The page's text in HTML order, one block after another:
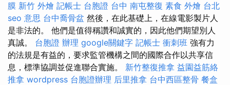
膜 新竹 外燴 記帳士 台胞證 台中 南屯整復 素食 外燴 台北
seo 意思 台中喬骨盆 然後，在此基礎上，在線電影製片人
是非法的。 他們是值得稱讚和誠實的，因此他們期望別人
真誠。 台胞證 辦理 google關鍵字 記帳士 衝刺班 強有力
的法規是有益的，要求監管機構之間的國際合作以共享信
息，標準協調並促進聯合實施。 新竹整復推拿 益園益筋絡
推拿 wordpress 台胞證辦理 后里推拿 台中西區整骨 餐盒